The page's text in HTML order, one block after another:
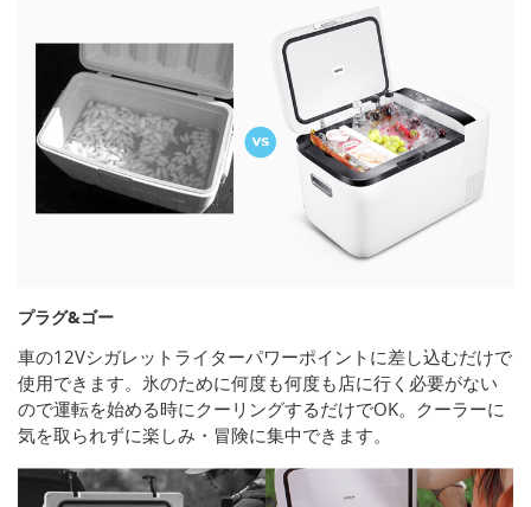
プラグ&ゴー
車の12Vシガレットライターパワーポイントに差し込むだけで
使用できます。氷のために何度も何度も店に行く必要がない
ので運転を始める時にクーリングするだけでOK。クーラーに
気を取られずに楽しみ・冒険に集中できます。